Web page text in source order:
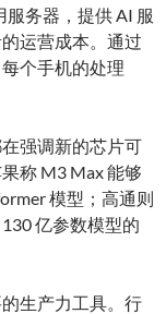
务器，提供 AI 服
运营成本。通过
个手机的处理
强调新的芯片可
称 M3 Max 能够
模型；高通则
亿参数模型的
生产力工具。行